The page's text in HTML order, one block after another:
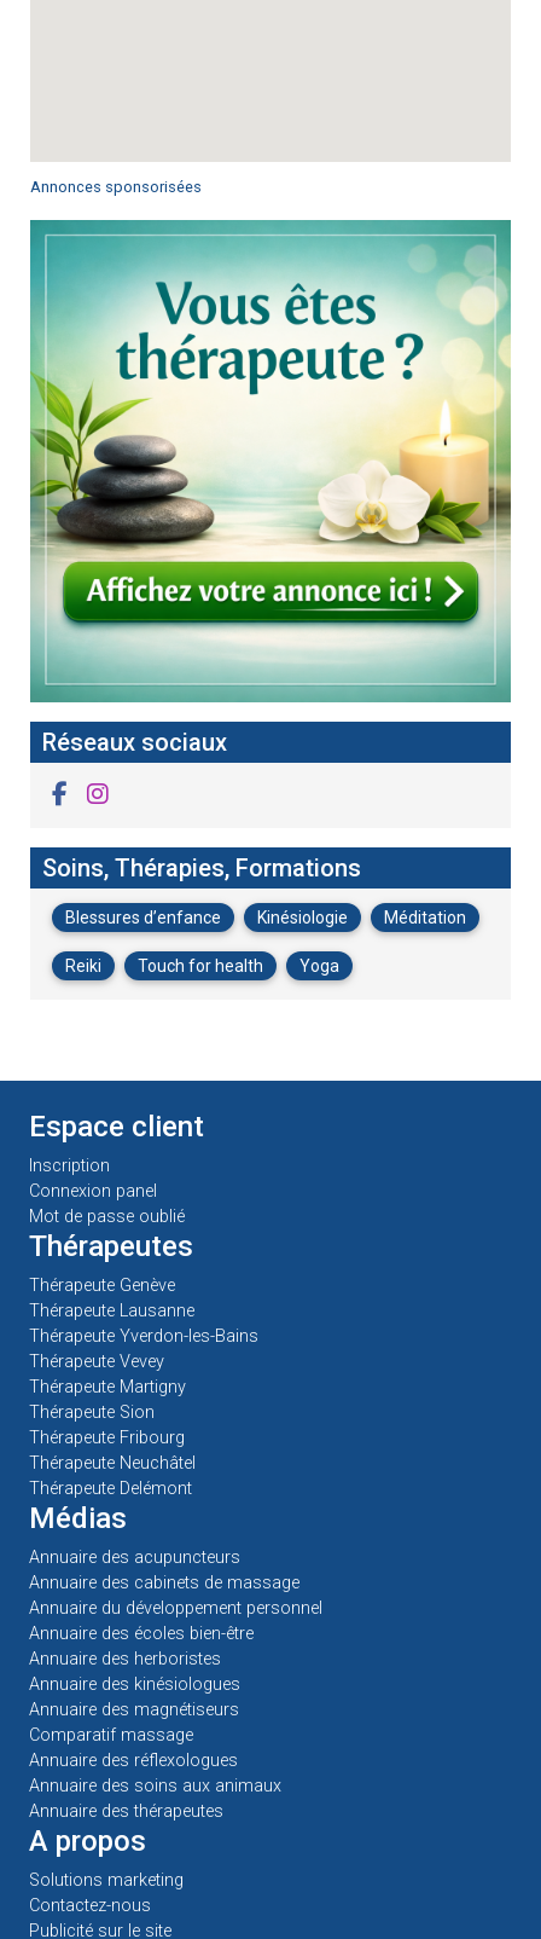
Annonces sponsorisées
Réseaux sociaux
Soins, Thérapies, Formations
Blessures d’enfance Kinésiologie Méditation
Reiki Touch for health Yoga
Espace client
Inscription
Connexion panel
Mot de passe oublié
Thérapeutes
Thérapeute Genève
Thérapeute Lausanne
Thérapeute Yverdon-les-Bains
Thérapeute Vevey
Thérapeute Martigny
Thérapeute Sion
Thérapeute Fribourg
Thérapeute Neuchâtel
Thérapeute Delémont
Médias
Annuaire des acupuncteurs
Annuaire des cabinets de massage
Annuaire du développement personnel
Annuaire des écoles bien-être
Annuaire des herboristes
Annuaire des kinésiologues
Annuaire des magnétiseurs
Comparatif massage
Annuaire des réflexologues
Annuaire des soins aux animaux
Annuaire des thérapeutes
A propos
Solutions marketing
Contactez-nous
Publicité sur le site